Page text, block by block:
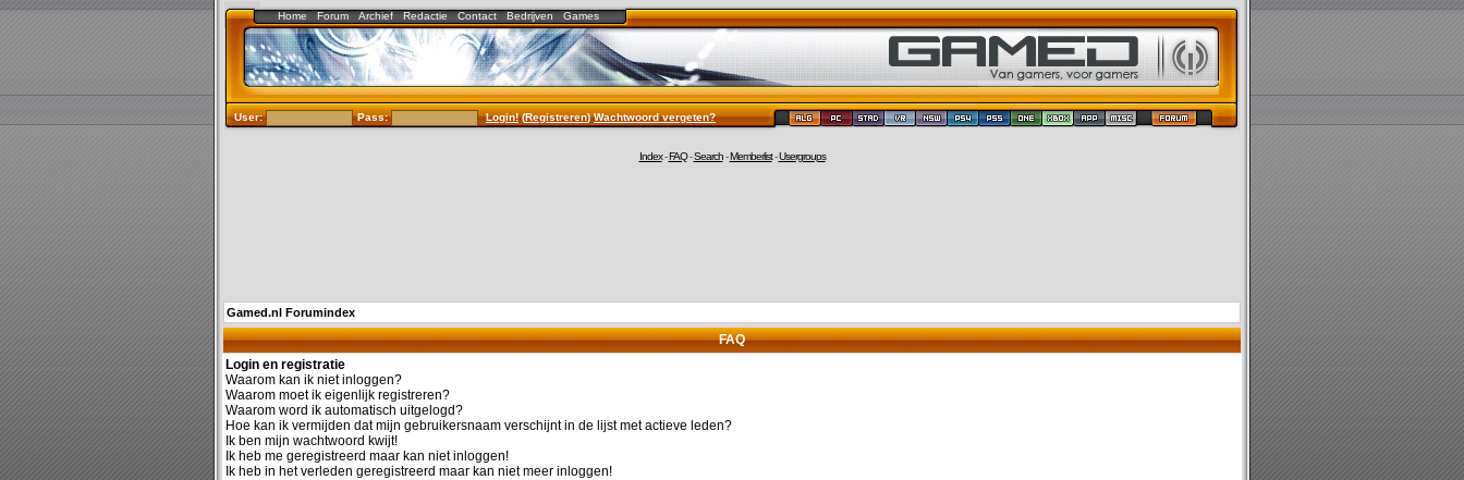
Home Forum Archief Redactie Contact Bedrijven Games
User: Pass: Login!(Registreren)Wachtwoord vergeten?
Index-FAQ-Search-Memberlist-Usergroups
Gamed.nl Forumindex
FAQ
Login en registratie
Waarom kan ik niet inloggen?
Waarom moet ik eigenlijk registreren?
Waarom word ik automatisch uitgelogd?
Hoe kan ik vermijden dat mijn gebruikersnaam verschijnt in de lijst met actieve leden?
Ik ben mijn wachtwoord kwijt!
Ik heb me geregistreerd maar kan niet inloggen!
Ik heb in het verleden geregistreerd maar kan niet meer inloggen!